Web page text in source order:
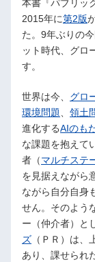
本書『パブリッ
2015年に第2版
た。9年ぶりの
ット時代、グロ
す。
世界は今、 グロ
環境問題、 領土
進化するAIのも
な課題を抱えて
者（マルチステ
を見据えながら
ながら自分自身
せん。そのよう
ー（仲介者）と
ズ （ＰＲ）は
あり、課せられ